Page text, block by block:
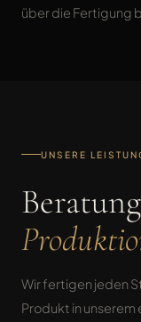
über die Fertigung
UNSERE
Wir fertigen jeden
Produkt in